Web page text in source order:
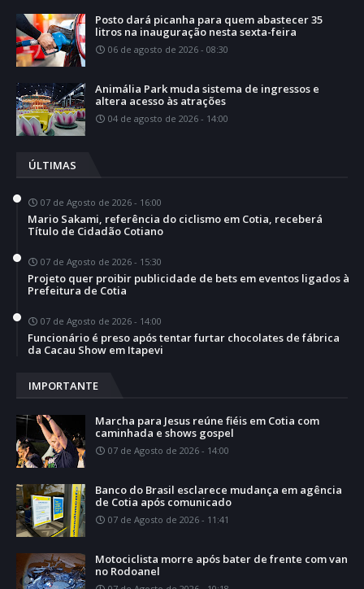
Posto dará picanha para quem abastecer 35
litros na inauguração nesta sexta-feira
06 de agosto de 2026 - 08:30
Animália Park muda sistema de ingressos e
altera acesso às atrações
04 de agosto de 2026 - 14:00
ÚLTIMAS
07 de Agosto de 2026 - 16:00
Mario Sakami, referência do ciclismo em Cotia, receberá
Título de Cidadão Cotiano
07 de Agosto de 2026 - 15:30
Projeto quer proibir publicidade de bets em eventos ligados à
Prefeitura de Cotia
07 de Agosto de 2026 - 14:00
Funcionário é preso após tentar furtar chocolates de fábrica
da Cacau Show em Itapevi
IMPORTANTE
Marcha para Jesus reúne fiéis em Cotia com
caminhada e shows gospel
07 de Agosto de 2026 - 14:00
Banco do Brasil esclarece mudança em agência
de Cotia após comunicado
07 de Agosto de 2026 - 11:41
Motociclista morre após bater de frente com van
no Rodoanel